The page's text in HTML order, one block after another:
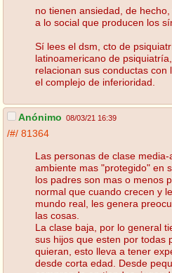
no tienen ansiedad, de
a lo social que producen los
Sí lees el dsm, cto de
latinoamericano de
relacionan sus conductas con
el complejo de inferioridad.
Anónimo 08/03/21 16:39
/#/ 81364
Las personas de clase
ambiente mas "protegido" en
los padres son mas o menos
normal que cuando crecen y
mundo real, les genera
las cosas.
La clase baja, por lo general
sus hijos que esten por todas
quieran, esto lleva a tener
desde corta edad. Desde